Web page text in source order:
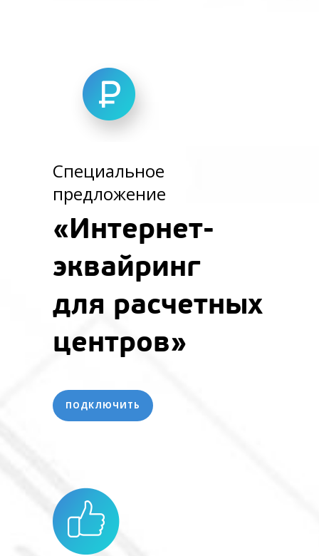
Специальное
предложение
«Интернет-
эквайринг
для расчетных
центров»
ПОДКЛЮЧИТЬ